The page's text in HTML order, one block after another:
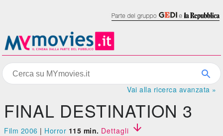
Vai alla ricerca avanzata »
FINAL DESTINATION 3
Film 2006 | Horror 115 min. Dettagli 